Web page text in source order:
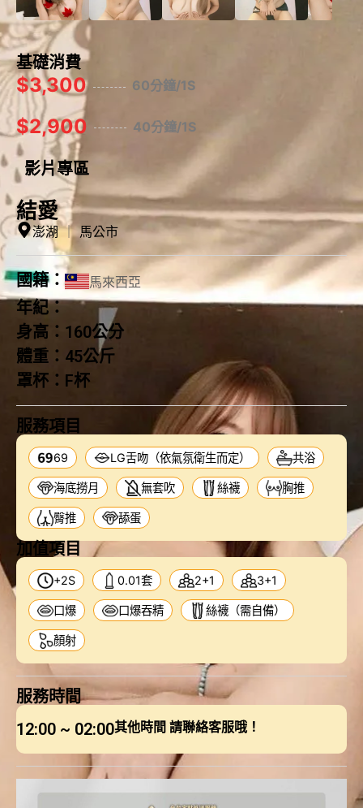
基礎消費
$3,300 60分鐘/1S
$2,900 40分鐘/1S
影片專區
結愛
澎湖 ｜ 馬公市
國籍： 馬來西亞
年紀：
身高： 160公分
體重： 45公斤
罩杯： F杯
服務項目
69 LG舌吻（依氣氛衛生而定） 共浴
海底撈月 無套吹 絲襪 胸推
臀推 舔蛋
加值項目
+2S 0.01套 2+1 3+1
口爆 口爆吞精 絲襪（需自備）
顏射
服務時間
12:00 ~ 02:00其他時間 請聯絡客服哦！